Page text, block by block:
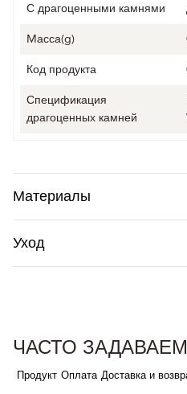
С драгоценными камнями
Mасса(g)
Код продукта
Спецификация
драгоценных камней
Материалы
Уход
ЧАСТО
Продукт Оплата Доставка и